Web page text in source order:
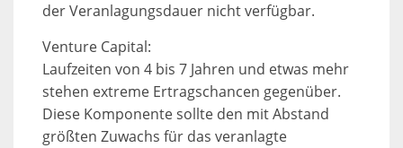
der Veranlagungsdauer nicht verfügbar.
Venture Capital:
Laufzeiten von 4 bis 7 Jahren und etwas mehr
stehen extreme Ertragschancen gegenüber.
Diese Komponente sollte den mit Abstand
größten Zuwachs für das veranlagte